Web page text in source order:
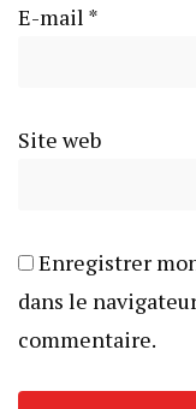
E-mail *
Site web
Enregistrer
dans le
commentaire.